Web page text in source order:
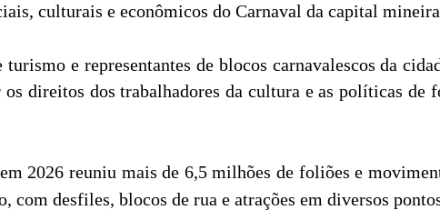
culturais e econômicos do Carnaval da capital
e representantes de blocos carnavalescos da
direitos dos trabalhadores da cultura e as políticas de
em 2026 reuniu mais de 6,5 milhões de foliões e
com desfiles, blocos de rua e atrações em diversos